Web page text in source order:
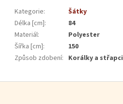
Kategorie:
Šátky
Délka [cm]:
84
Materiál:
Polyester
Šířka [cm]:
150
Způsob zdobení: Korálky a střapci